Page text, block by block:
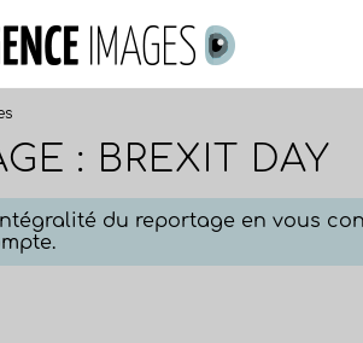
: BREXIT DAY
du reportage en vous